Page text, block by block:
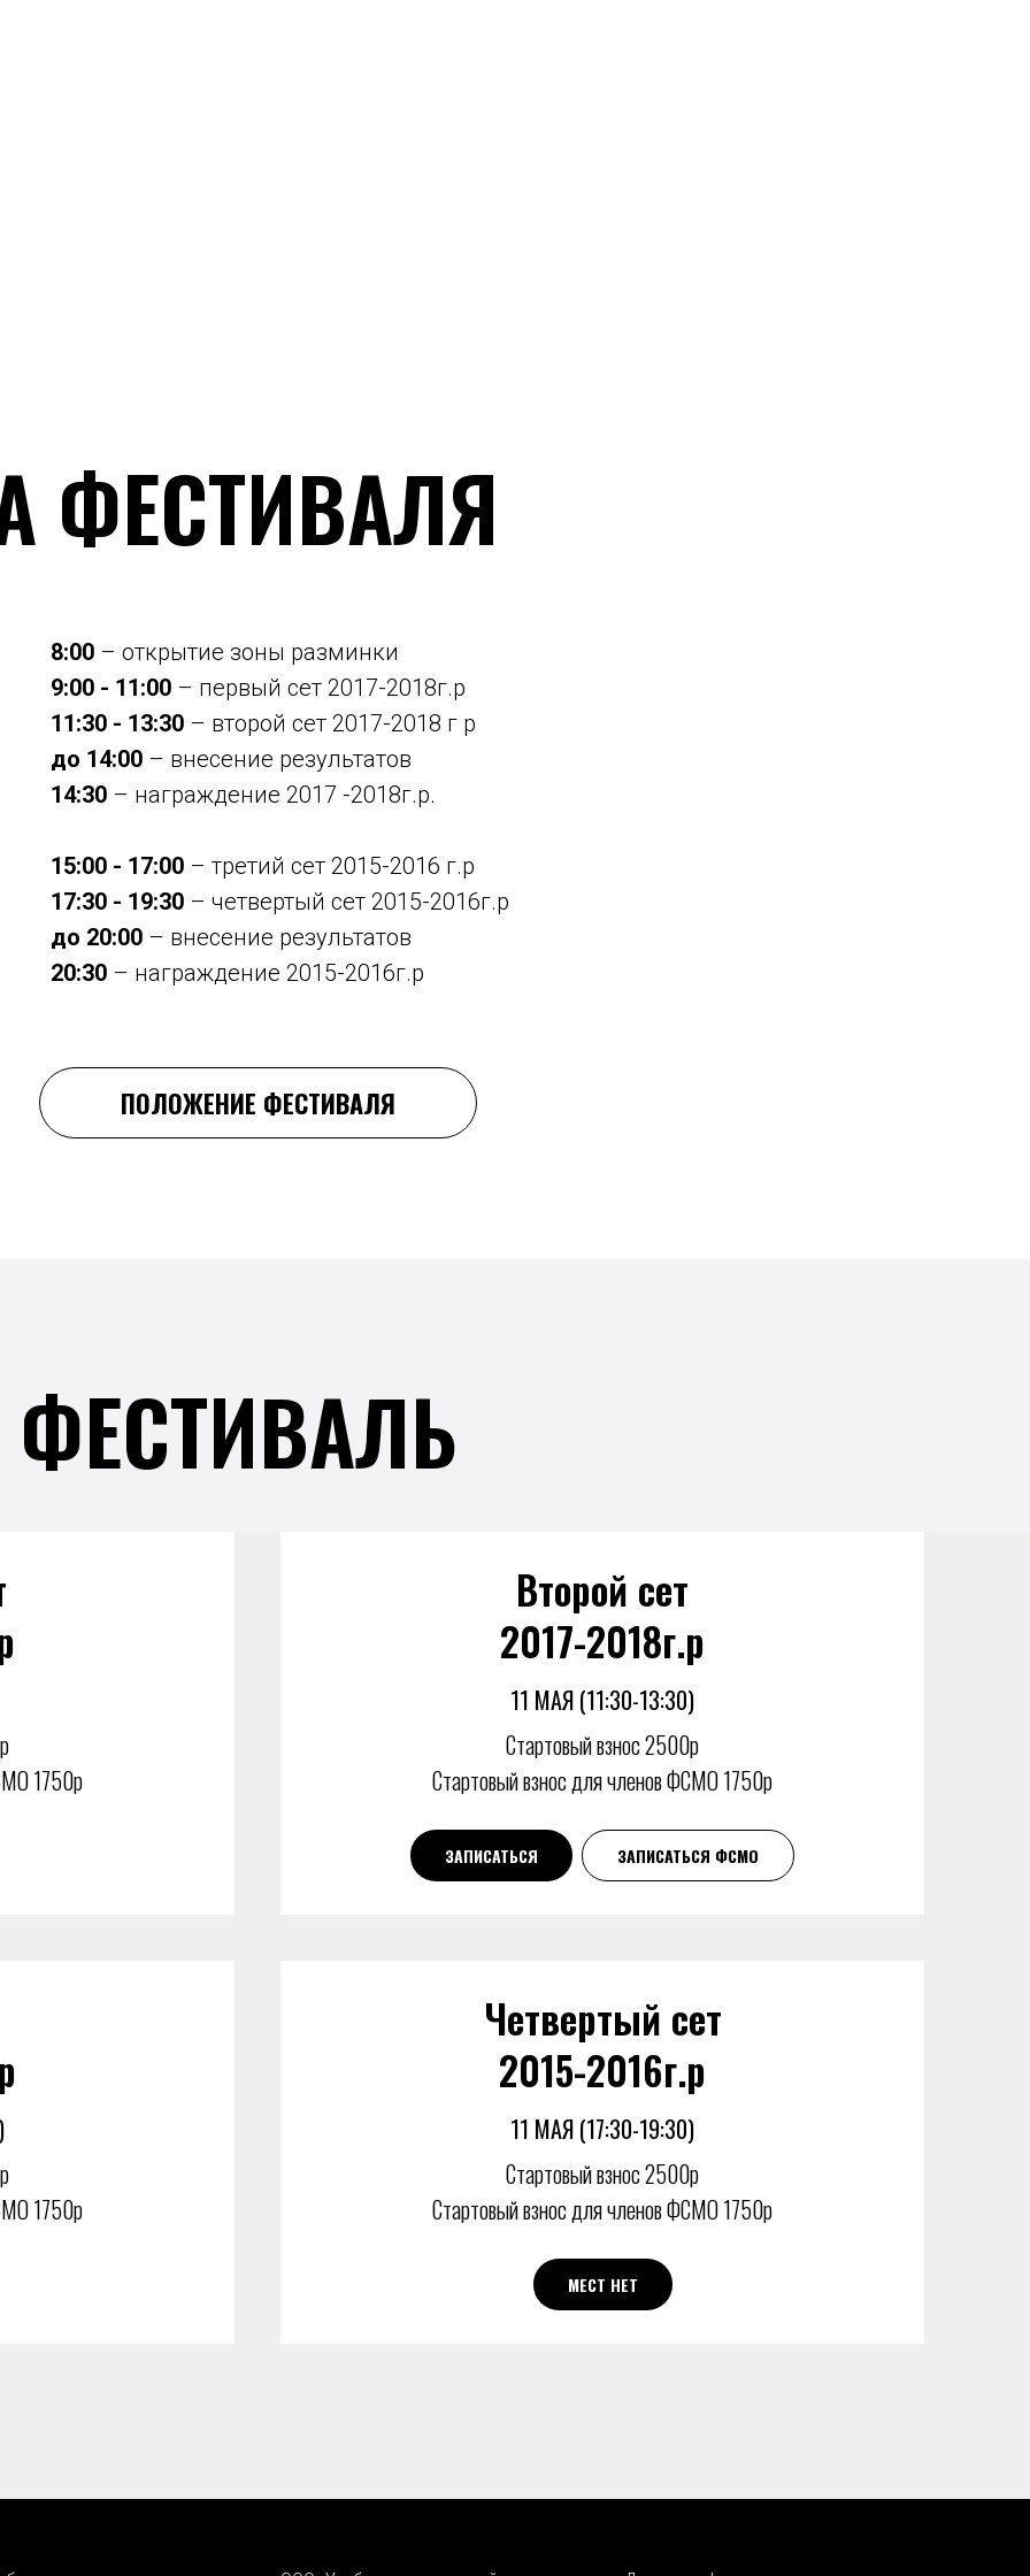
ФЕСТИВАЛЯ
8:00 – открытие зоны разминки
9:00 - 11:00 – первый сет 2017-2018г.р
11:30 - 13:30 – второй сет 2017-2018 г р
до 14:00 – внесение результатов
14:30 – награждение 2017 -2018г.р.
15:00 - 17:00 – третий сет 2015-2016 г.р
17:30 - 19:30 – четвертый сет 2015-2016г.р
до 20:00 – внесение результатов
20:30 – награждение 2015-2016г.р
ПОЛОЖЕНИЕ ФЕСТИВАЛЯ
1750р
Второй сет
2017-2018г.р
11 МАЯ (11:30-13:30)
Стартовый взнос 2500р
Стартовый взнос для членов ФСМО 1750р
ЗАПИСАТЬСЯ ЗАПИСАТЬСЯ ФСМО
1750р
Четвертый сет
2015-2016г.р
11 МАЯ (17:30-19:30)
Стартовый взнос 2500р
Стартовый взнос для членов ФСМО 1750р
МЕСТ НЕТ